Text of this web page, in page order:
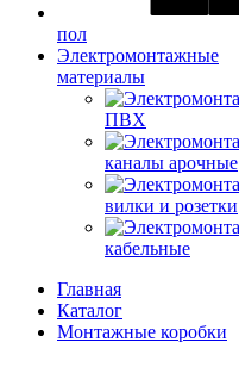
пол
Электромонтажные
материалы
ПВХ
каналы арочные
вилки и розетки
кабельные
Главная
Каталог
Монтажные коробки